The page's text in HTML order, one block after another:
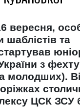
вересня,
шаблістів та
з
молодших).
ЦСК ЗСУ